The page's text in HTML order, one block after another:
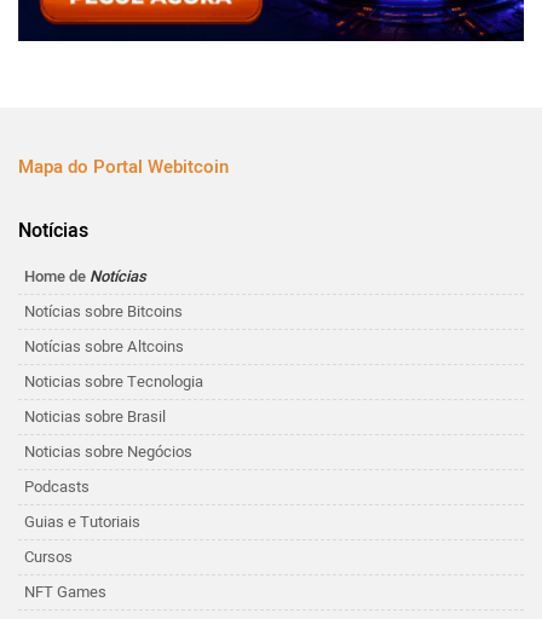
Mapa do Portal Webitcoin
Notícias
Home de Notícias
Notícias sobre Bitcoins
Notícias sobre Altcoins
Noticias sobre Tecnologia
Noticias sobre Brasil
Noticias sobre Negócios
Podcasts
Guias e Tutoriais
Cursos
NFT Games